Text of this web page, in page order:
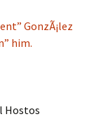
GonzÃ¡lez
him.
Hostos